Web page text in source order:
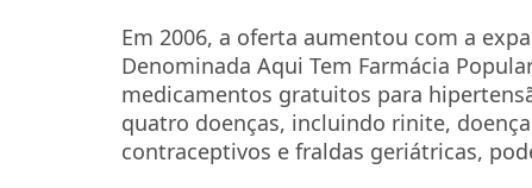
Em 2006, a oferta aumentou com a
Denominada Aqui Tem Farmácia
medicamentos gratuitos para
quatro doenças, incluindo rinite,
contraceptivos e fraldas geriátricas,